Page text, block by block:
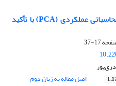
تحلیل مروری فرآیند معماری محاسباتی عملکردی (PCA) با تأکید
17-37
اصل مقاله به زبان دوم